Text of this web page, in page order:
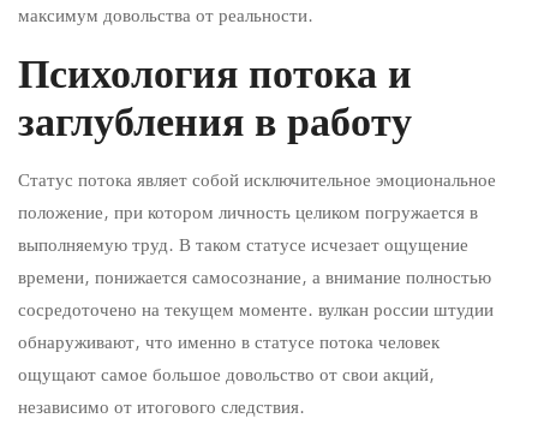
30T19:59:24+05:30
Uncategorised
максимум довольства от реальности.
Психология потока и
заглубления в работу
Статус потока являет собой исключительное эмоциональное
положение, при котором личность целиком погружается в
выполняемую труд. В таком статусе исчезает ощущение
времени, понижается самосознание, а внимание полностью
сосредоточено на текущем моменте. вулкан россии штудии
обнаруживают, что именно в статусе потока человек
ощущают самое большое довольство от свои акций,
независимо от итогового следствия.